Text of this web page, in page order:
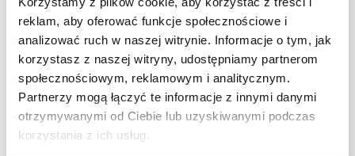
reklam, aby oferować funkcje społecznościowe i
analizować ruch w naszej witrynie. Informacje o tym, jak
korzystasz z naszej witryny, udostępniamy partnerom
społecznościowym, reklamowym i analitycznym.
Partnerzy mogą łączyć te informacje z innymi danymi
otrzymywanymi od Ciebie lub uzyskiwanymi podczas
korzystania z ich usług.